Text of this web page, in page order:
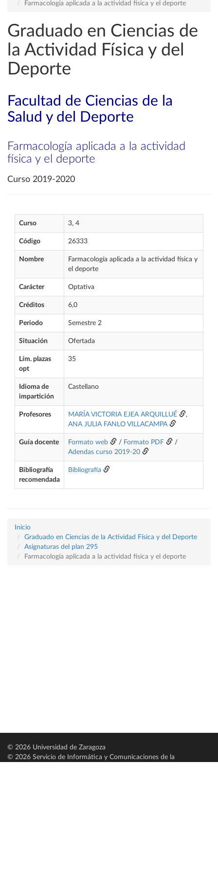
Farmacología aplicada a la actividad física y el deporte
Graduado en Ciencias de
la Actividad Física y del
Deporte
Facultad de Ciencias de la
Salud y del Deporte
Farmacología aplicada a la actividad
física y el deporte
Curso 2019-2020
Curso 3, 4
Código 26333
Nombre
Farmacología aplicada a la actividad física y
el deporte
Carácter Optativa
Créditos 6,0
Periodo Semestre 2
Situación Ofertada
Lím. plazas
opt
35
Idioma de
impartición
Castellano
Profesores MARÍA VICTORIA EJEA ARQUILLUÉ
,
ANA JULIA FANLO VILLACAMPA
Guía docente Formato web / Formato PDF
/
Adendas curso 2019-20
Bibliografía
recomendada
Bibliografía
Inicio
Graduado en Ciencias de la Actividad Física y del Deporte
Asignaturas del plan 295
Farmacología aplicada a la actividad física y el deporte
© 2026 Universidad de Zaragoza
© 2026 Servicio de Informática y Comunicaciones de la